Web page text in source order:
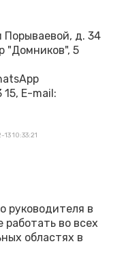
Порываевой, д. 34
"Домников", 5
E-mail:
10:33:21
руководителя в
во всех
областях в